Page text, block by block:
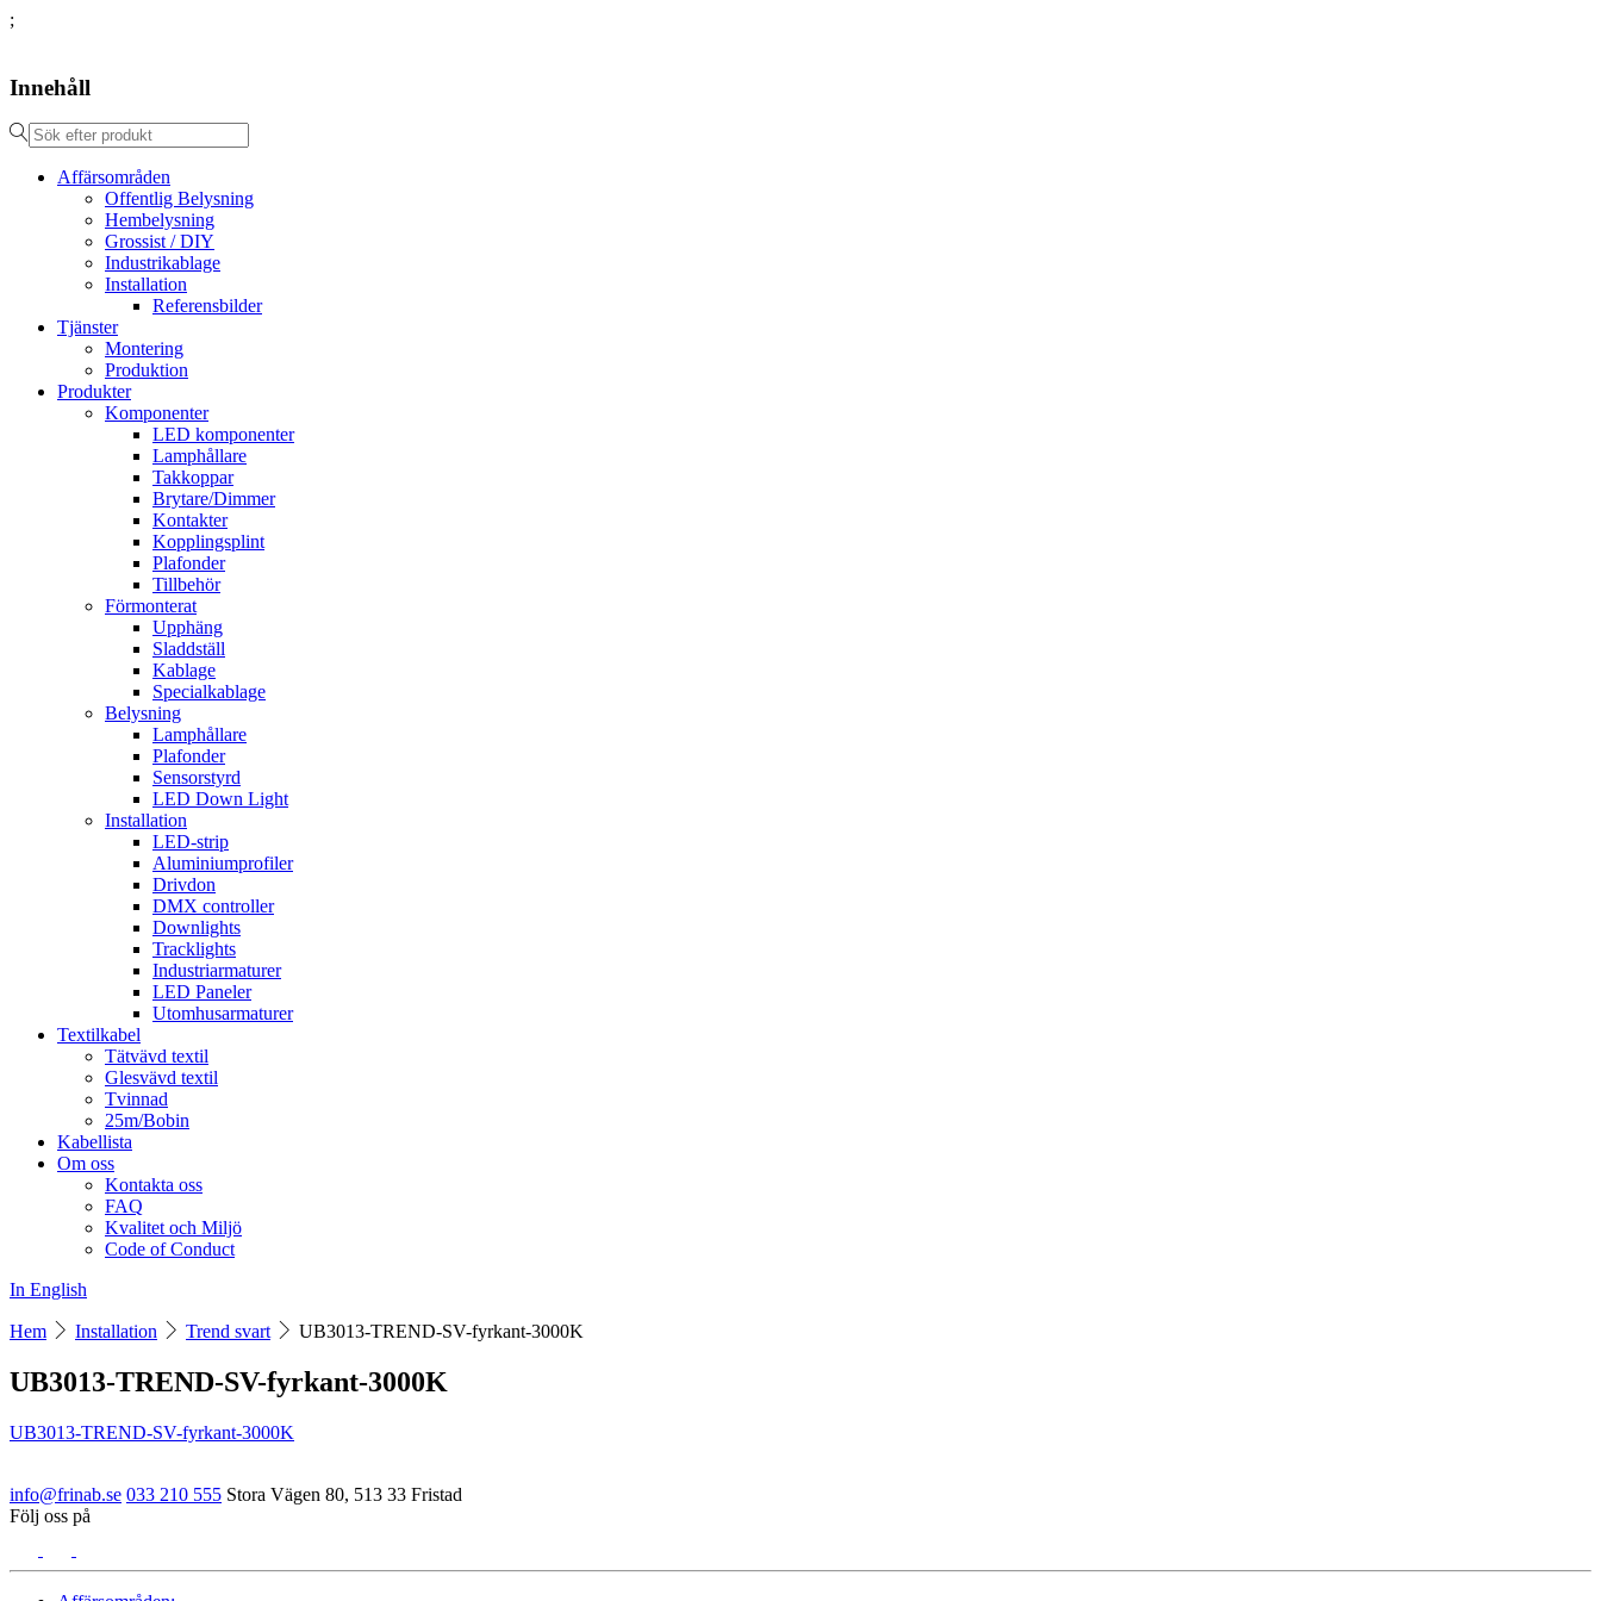
;
Innehåll
Affärsområden
Offentlig Belysning
Hembelysning
Grossist / DIY
Industrikablage
Installation
Referensbilder
Tjänster
Montering
Produktion
Produkter
Komponenter
LED komponenter
Lamphållare
Takkoppar
Brytare/Dimmer
Kontakter
Kopplingsplint
Plafonder
Tillbehör
Förmonterat
Upphäng
Sladdställ
Kablage
Specialkablage
Belysning
Lamphållare
Plafonder
Sensorstyrd
LED Down Light
Installation
LED-strip
Aluminiumprofiler
Drivdon
DMX controller
Downlights
Tracklights
Industriarmaturer
LED Paneler
Utomhusarmaturer
Textilkabel
Tätvävd textil
Glesvävd textil
Tvinnad
25m/Bobin
Kabellista
Om oss
Kontakta oss
FAQ
Kvalitet och Miljö
Code of Conduct
In English
Hem Installation Trend svart UB3013-TREND-SV-fyrkant-3000K
UB3013-TREND-SV-fyrkant-3000K
UB3013-TREND-SV-fyrkant-3000K
info@frinab.se 033 210 555 Stora Vägen 80, 513 33 Fristad
Följ oss på